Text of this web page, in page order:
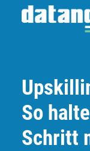
So
Schritt